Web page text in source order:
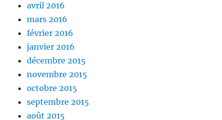
avril 2016
mars 2016
février 2016
janvier 2016
décembre 2015
novembre 2015
octobre 2015
septembre 2015
août 2015